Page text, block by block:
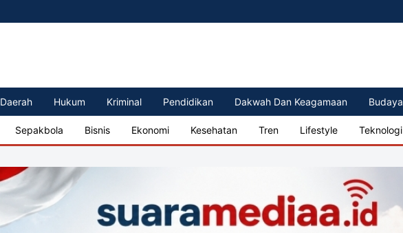
Daerah Hukum Kriminal Pendidikan Dakwah Dan Keagamaan Budaya
Sepakbola Bisnis Ekonomi Kesehatan Tren Lifestyle Teknologi